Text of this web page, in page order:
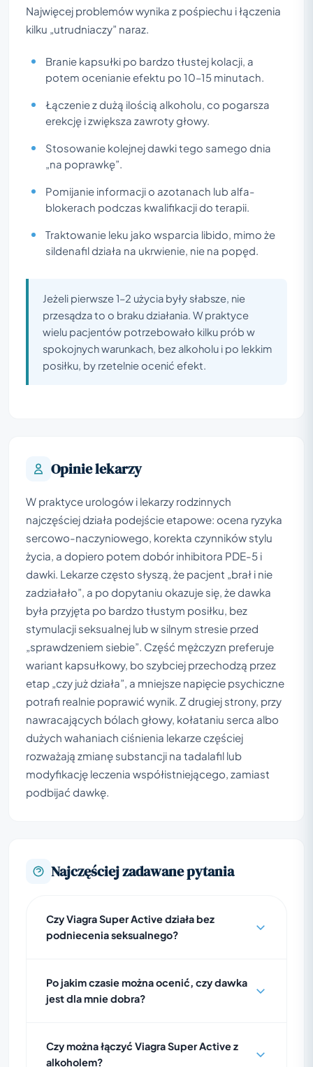
Najwięcej problemów wynika z pośpiechu i łączenia
kilku „utrudniaczy” naraz.
Branie kapsułki po bardzo tłustej kolacji, a
potem ocenianie efektu po 10–15 minutach.
Łączenie z dużą ilością alkoholu, co pogarsza
erekcję i zwiększa zawroty głowy.
Stosowanie kolejnej dawki tego samego dnia
„na poprawkę”.
Pomijanie informacji o azotanach lub alfa-
blokerach podczas kwalifikacji do terapii.
Traktowanie leku jako wsparcia libido, mimo że
sildenafil działa na ukrwienie, nie na popęd.
Jeżeli pierwsze 1–2 użycia były słabsze, nie
przesądza to o braku działania. W praktyce
wielu pacjentów potrzebowało kilku prób w
spokojnych warunkach, bez alkoholu i po lekkim
posiłku, by rzetelnie ocenić efekt.
Opinie lekarzy
W praktyce urologów i lekarzy rodzinnych
najczęściej działa podejście etapowe: ocena ryzyka
sercowo-naczyniowego, korekta czynników stylu
życia, a dopiero potem dobór inhibitora PDE-5 i
dawki. Lekarze często słyszą, że pacjent „brał i nie
zadziałało”, a po dopytaniu okazuje się, że dawka
była przyjęta po bardzo tłustym posiłku, bez
stymulacji seksualnej lub w silnym stresie przed
„sprawdzeniem siebie”. Część mężczyzn preferuje
wariant kapsułkowy, bo szybciej przechodzą przez
etap „czy już działa”, a mniejsze napięcie psychiczne
potrafi realnie poprawić wynik. Z drugiej strony, przy
nawracających bólach głowy, kołataniu serca albo
dużych wahaniach ciśnienia lekarze częściej
rozważają zmianę substancji na tadalafil lub
modyfikację leczenia współistniejącego, zamiast
podbijać dawkę.
Najczęściej zadawane pytania
Czy Viagra Super Active działa bez
podniecenia seksualnego?
Po jakim czasie można ocenić, czy dawka
jest dla mnie dobra?
Czy można łączyć Viagra Super Active z
alkoholem?